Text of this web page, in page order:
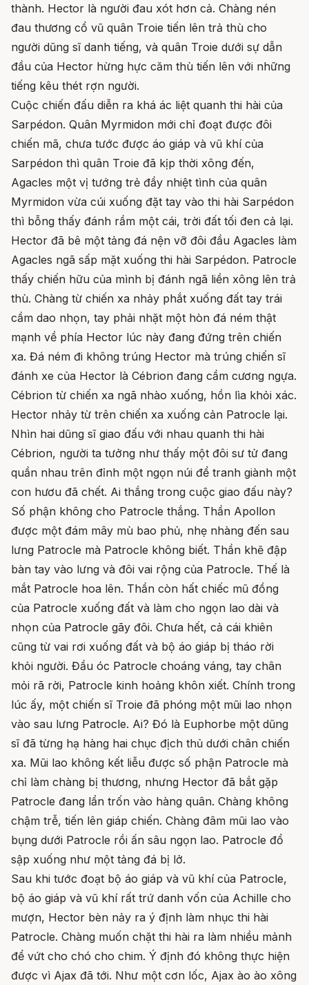
thành. Hector là người đau xót hơn cả. Chàng nén
đau thương cổ vũ quân Troie tiến lên trả thù cho
người dũng sĩ danh tiếng, và quân Troie dưới sự dẫn
đầu của Hector hừng hực căm thù tiến lên với những
tiếng kêu thét rợn người.
Cuộc chiến đấu diễn ra khá ác liệt quanh thi hài của
Sarpédon. Quân Myrmidon mới chỉ đoạt được đôi
chiến mã, chưa tước được áo giáp và vũ khí của
Sarpédon thì quân Troie đã kịp thời xông đến,
Agacles một vị tướng trẻ đầy nhiệt tình của quân
Myrmidon vừa cúi xuống đặt tay vào thi hài Sarpédon
thì bỗng thấy đánh rầm một cái, trời đất tối đen cả lại.
Hector đã bê một tảng đá nện vỡ đôi đầu Agacles làm
Agacles ngã sấp mặt xuống thi hài Sarpédon. Patrocle
thấy chiến hữu của mình bị đánh ngã liền xông lên trả
thù. Chàng từ chiến xa nhảy phắt xuống đất tay trái
cầm dao nhọn, tay phải nhặt một hòn đá ném thật
mạnh về phía Hector lúc này đang đứng trên chiến
xa. Đá ném đi không trúng Hector mà trúng chiến sĩ
đánh xe của Hector là Cébrion đang cầm cương ngựa.
Cébrion từ chiến xa ngã nhào xuống, hồn lìa khỏi xác.
Hector nhảy từ trên chiến xa xuống cản Patrocle lại.
Nhìn hai dũng sĩ giao đấu với nhau quanh thi hài
Cébrion, người ta tưởng như thấy một đôi sư tử đang
quần nhau trên đỉnh một ngọn núi để tranh giành một
con hươu đã chết. Ai thắng trong cuộc giao đấu này?
Số phận không cho Patrocle thắng. Thần Apollon
được một đám mây mù bao phủ, nhẹ nhàng đến sau
lưng Patrocle mà Patrocle không biết. Thần khẽ đập
bàn tay vào lưng và đôi vai rộng của Patrocle. Thế là
mắt Patrocle hoa lên. Thần còn hất chiếc mũ đồng
của Patrocle xuống đất và làm cho ngọn lao dài và
nhọn của Patrocle gãy đôi. Chưa hết, cả cái khiên
cũng từ vai rơi xuống đất và bộ áo giáp bị tháo rời
khỏi người. Đầu óc Patrocle choáng váng, tay chân
mỏi rã rời, Patrocle kinh hoảng khôn xiết. Chính trong
lúc ấy, một chiến sĩ Troie đã phóng một mũi lao nhọn
vào sau lưng Patrocle. Ai? Đó là Euphorbe một dũng
sĩ đã từng hạ hàng hai chục địch thủ dưới chân chiến
xa. Mũi lao không kết liễu được số phận Patrocle mà
chỉ làm chàng bị thương, nhưng Hector đã bắt gặp
Patrocle đang lẩn trốn vào hàng quân. Chàng không
chậm trễ, tiến lên giáp chiến. Chàng đâm mũi lao vào
bụng dưới Patrocle rồi ấn sâu ngọn lao. Patrocle đổ
sập xuống như một tảng đá bị lở.
Sau khi tước đoạt bộ áo giáp và vũ khí của Patrocle,
bộ áo giáp và vũ khí rất trứ danh vốn của Achille cho
mượn, Hector bèn nảy ra ý định làm nhục thi hài
Patrocle. Chàng muốn chặt thi hài ra làm nhiều mảnh
để vứt cho chó cho chim. Ý định đó không thực hiện
được vì Ajax đã tới. Như một cơn lốc, Ajax ào ào xông